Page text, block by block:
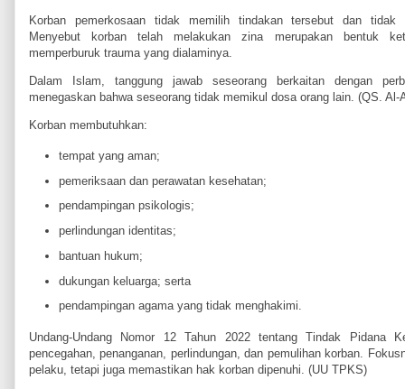
Korban pemerkosaan tidak memilih tindakan tersebut dan tidak
Menyebut korban telah melakukan zina merupakan bentuk
memperburuk trauma yang dialaminya.
Dalam Islam, tanggung jawab seseorang berkaitan dengan
menegaskan bahwa seseorang tidak memikul dosa orang lain. (QS. Al-
Korban membutuhkan:
tempat yang aman;
pemeriksaan dan perawatan kesehatan;
pendampingan psikologis;
perlindungan identitas;
bantuan hukum;
dukungan keluarga; serta
pendampingan agama yang tidak menghakimi.
Undang-Undang Nomor 12 Tahun 2022 tentang Tindak Pidana
pencegahan, penanganan, perlindungan, dan pemulihan korban.
pelaku, tetapi juga memastikan hak korban dipenuhi. (UU TPKS)